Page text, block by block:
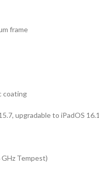
frame
coating
upgradable to iPadOS 16.1
Tempest)